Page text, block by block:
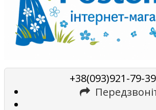
+38(093)921-79-39